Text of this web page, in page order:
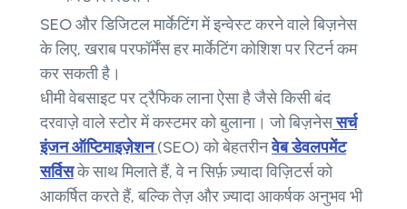
SEO और डिजिटल मार्केटिंग में इन्वेस्ट करने वाले बिज़नेस
के लिए, खराब परफॉर्मेंस हर मार्केटिंग कोशिश पर रिटर्न कम
कर सकती है।
धीमी वेबसाइट पर ट्रैफिक लाना ऐसा है जैसे किसी बंद
दरवाज़े वाले स्टोर में कस्टमर को बुलाना। जो बिज़नेससर्च
इंजन ऑप्टिमाइज़ेशन (SEO) को बेहतरीनवेब डेवलपमेंट
सर्विसके साथ मिलाते हैं, वे न सिर्फ़ ज़्यादा विज़िटर्स को
आकर्षित करते हैं, बल्कि तेज़ और ज़्यादा आकर्षक अनुभव भी